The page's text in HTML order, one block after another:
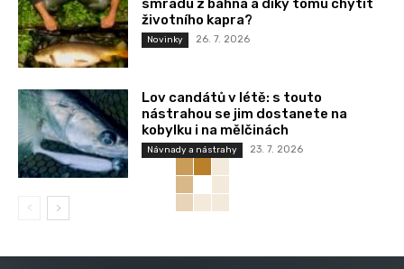
smradu z bahna a díky tomu chytit
životního kapra?
Novinky 26. 7. 2026
Lov candátů v létě: s touto
nástrahou se jim dostanete na
kobylku i na mělčinách
Návnady a nástrahy 23. 7. 2026